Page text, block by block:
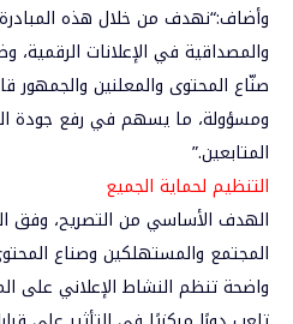
وأضاف:“نهدف من خلال هذه
والمصداقية في الإعلانات الرقمية،
صنّاع المحتوى والمعلنين
ومسؤولة، ما يسهم في رفع جودة
المتابعين.”
التنظيم لحماية الجميع
الهدف الأساسي من التصريح، وفق
المجتمع والمستهلكين وصناع
واضحةتنظم النشاط الإعلاني على